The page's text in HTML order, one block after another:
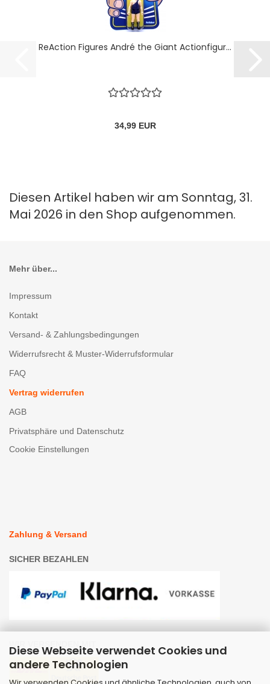
Diese Webseite verwendet Cookies und
andere Technologien
ReAction Figures André the Giant Actionfigur...
34,99 EUR
Diesen Artikel haben wir am Sonntag, 31.
Mai 2026 in den Shop aufgenommen.
Mehr über...
Impressum
Kontakt
Versand- & Zahlungsbedingungen
Widerrufsrecht & Muster-Widerrufsformular
FAQ
Vertrag widerrufen
AGB
Privatsphäre und Datenschutz
Cookie Einstellungen
Zahlung & Versand
SICHER BEZAHLEN
WIR VERSENDEN MIT